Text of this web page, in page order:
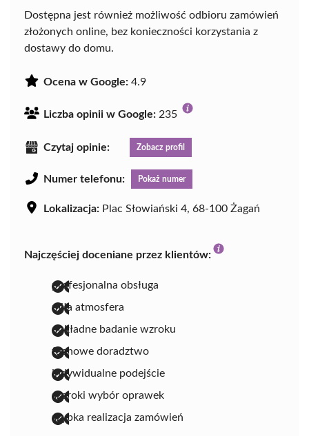
Dostępna jest również możliwość odbioru zamówień
złożonych online, bez konieczności korzystania z
dostawy do domu.
Ocena w Google: 4.9
Liczba opinii w Google: 235
Czytaj opinie: Zobacz profil
Numer telefonu: Pokaż numer
Lokalizacja: Plac Słowiański 4, 68-100 Żagań
Najczęściej doceniane przez klientów:
profesjonalna obsługa
miła atmosfera
dokładne badanie wzroku
fachowe doradztwo
indywidualne podejście
szeroki wybór oprawek
szybka realizacja zamówień